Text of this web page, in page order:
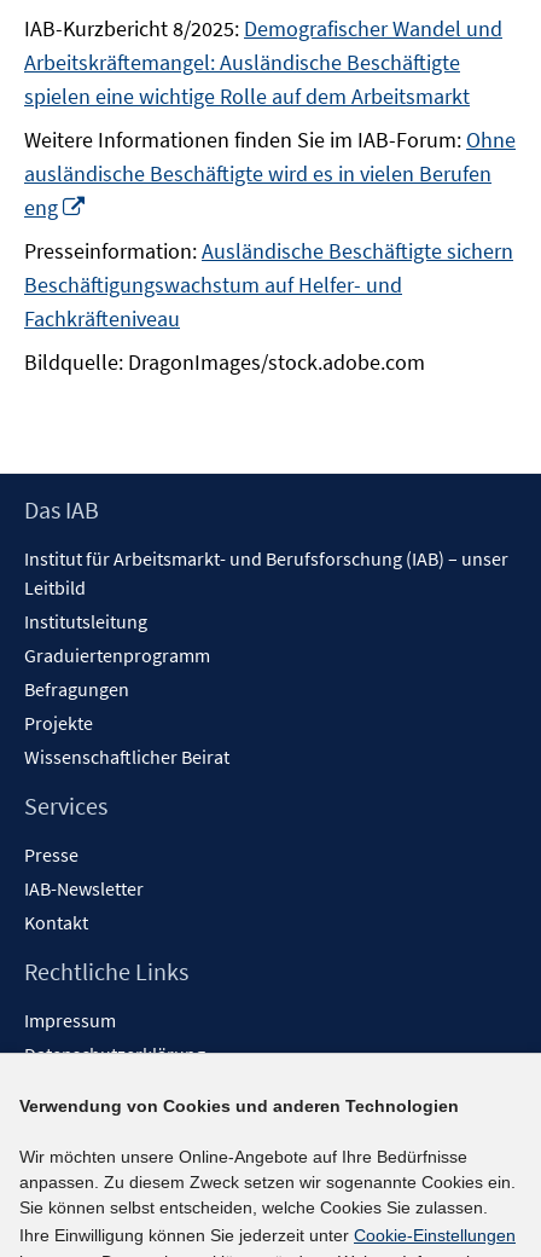
IAB-Kurzbericht 8/2025: Demografischer Wandel und
Arbeitskräftemangel: Ausländische Beschäftigte
spielen eine wichtige Rolle auf dem Arbeitsmarkt
Weitere Informationen finden Sie im IAB-Forum: Ohne
ausländische Beschäftigte wird es in vielen Berufen
eng
Fenster
öffnen
Presseinformation:Ausländische Beschäftigte sichern
Beschäftigungswachstum auf Helfer- und
Fachkräfteniveau
Bildquelle: DragonImages/stock.adobe.com
Footer
Das IAB
Institut für Arbeitsmarkt- und Berufsforschung (IAB) – unser
Leitbild
Institutsleitung
Graduiertenprogramm
Befragungen
Projekte
Wissenschaftlicher Beirat
Services
Presse
IAB-Newsletter
Kontakt
Rechtliche Links
Impressum
Datenschutzerklärung
Barrieren melden
Social-Media-Kanäle
BlueSky
Verwendung von Cookies und anderen Technologien
Wir möchten unsere Online-Angebote auf Ihre Bedürfnisse
anpassen. Zu diesem Zweck setzen wir sogenannte Cookies ein.
Sie können selbst entscheiden, welche Cookies Sie zulassen.
Ihre Einwilligung können Sie jederzeit unter Cookie-Einstellungen